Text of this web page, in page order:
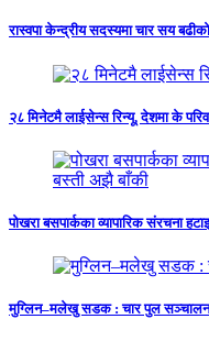
रास्वपा केन्द्रीय सदस्यमा चार सय बढीको
२८ मिनेटमै लाईसेन्स रिन्यू, देशमा के
पोखरा बसपार्कका व्यापारिक संरचना
मुग्लिन–मलेखु सडक : चार पुल